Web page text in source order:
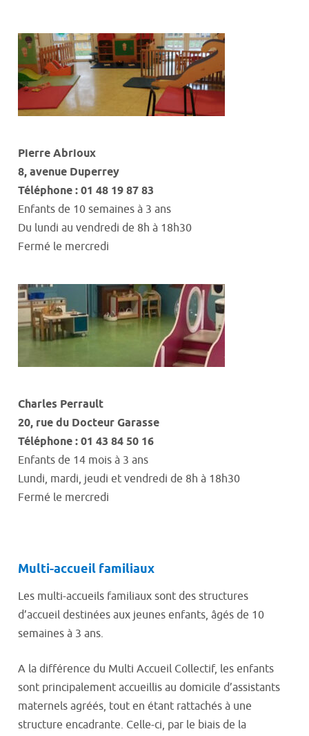
Pierre Abrioux
8,avenue Duperrey
Téléphone : 01 48 19 87 83
Enfants de 10 semaines à 3 ans
Du lundi au vendredi de 8h à 18h30
Fermé le mercredi
Charles Perrault
20, rue du Docteur Garasse
Téléphone : 01 43 84 50 16
Enfants de 14 mois à 3 ans
Lundi, mardi, jeudi et vendredi de 8h à 18h30
Fermé le mercredi
Multi-accueil familiaux
Les multi-accueils familiaux sont des structures
d’accueil destinées aux jeunes enfants, âgés de 10
semaines à 3 ans.
A la différence du Multi Accueil Collectif, les enfants
sont principalement accueillis au domicile d’assistants
maternels agréés, tout en étant rattachés à une
structure encadrante. Celle-ci, par le biais de la